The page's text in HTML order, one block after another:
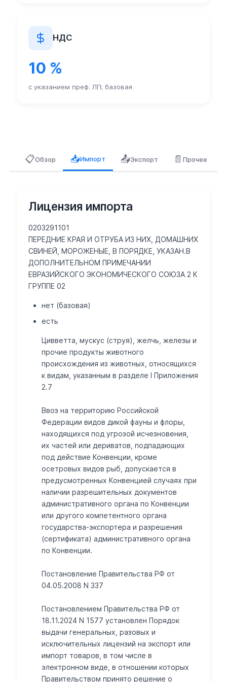
НДС
10 %
с указанием преф. ЛП; базовая
📋Обзор 📥Импорт 📤Экспорт 📄Прочее
Лицензия импорта
0203291101
ПЕРЕДНИЕ КРАЯ И ОТРУБА ИЗ НИХ, ДОМАШНИХ
СВИНЕЙ, МОРОЖЕНЫЕ, В ПОРЯДКЕ, УКАЗАН.В
ДОПОЛНИТЕЛЬНОМ ПРИМЕЧАНИИ
ЕВРАЗИЙСКОГО ЭКОНОМИЧЕСКОГО СОЮЗА 2 К
ГРУППЕ 02
нет (базовая)
есть
Цивветта, мускус (струя), желчь, железы и
прочие продукты животного
происхождения из животных, относящихся
к видам, указанным в разделе I Приложения
2.7
Ввоз на территорию Российской
Федерации видов дикой фауны и флоры,
находящихся под угрозой исчезновения,
их частей или дериватов, подпадающих
под действие Конвенции, кроме
осетровых видов рыб, допускается в
предусмотренных Конвенцией случаях при
наличии разрешительных документов
административного органа по Конвенции
или другого компетентного органа
государства-экспортера и разрешения
(сертификата) административного органа
по Конвенции.
Постановление Правительства РФ от
04.05.2008 N 337
Постановлением Правительства РФ от
18.11.2024 N 1577 установлен Порядок
выдачи генеральных, разовых и
исключительных лицензий на экспорт или
импорт товаров, в том числе в
электронном виде, в отношении которых
Правительством принято решение о